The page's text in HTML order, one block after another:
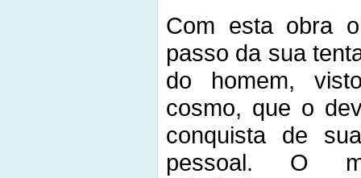
Com esta obra
passo da sua
do homem,
cosmo, que o
conquista de
pessoal. O